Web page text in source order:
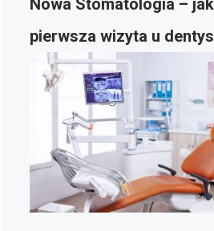
Nowa Stomatologia –
pierwsza wizyta u